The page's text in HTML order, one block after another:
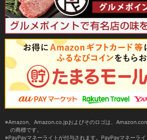
Amazon、Amazon.co.jpおよびそのロゴは、
の商標です。
PayPayマネーライトが付与されます。PayPayマネーライ